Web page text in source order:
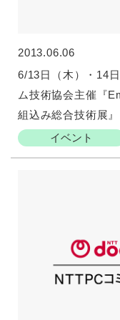
2013.06.06
イベント
6/13日（木）・14
ム技術協会主催『
組込み総合技術展』